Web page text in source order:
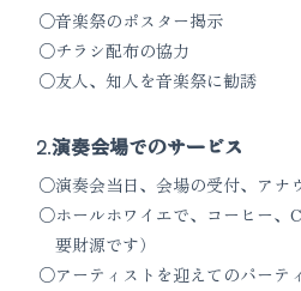
音楽祭のポスター掲示
チラシ配布の協力
友人、知人を音楽祭に勧誘
2.演奏会場でのサービス
演奏会当日、会場の受付、アナ
ホールホワイエで、コーヒー、
要財源です）
アーティストを迎えてのパーテ